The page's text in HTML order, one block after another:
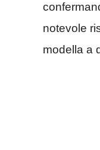
notevole
modella a